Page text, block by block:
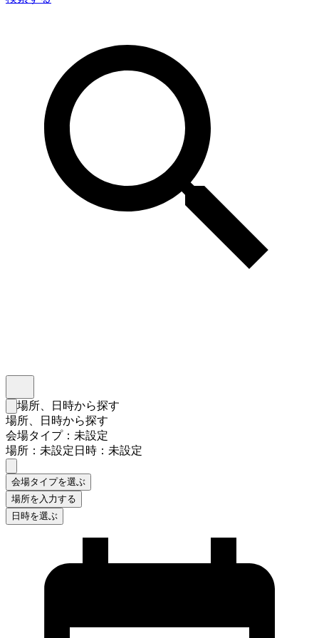
検索フォームを閉じる
場所、日時から探す
場所、日時から探す
会場タイプ：未設定
場所：未設定日時：未設定
会場タイプを選ぶ
場所を入力する
日時を選ぶ